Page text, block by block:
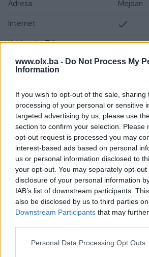
www.olx.ba - Do Not Process My
Information
If you wish to opt-out of the sale, sharing
processing of your personal or sensitive
targeted advertising by us, please use
section to confirm your selection. Please
opt-out request is processed you may
interest-based ads based on personal
us or personal information disclosed to
your opt-out. You may separately opt-
disclosure of your personal information
IAB’s list of downstream participants.
also be disclosed by us to third parties
Downstream Participants that may
Personal Data Processing Opt Outs
Adresa Mejdan
Internet
Kablovska TV
Kanalizacija
Parking
Struja
Telefonski priključak
Blindirana vrata
Voda
Balkon